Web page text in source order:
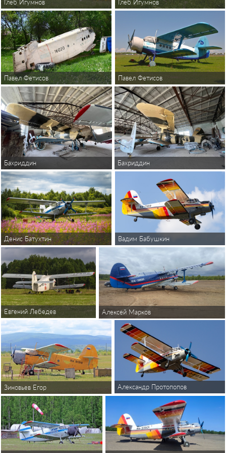
Глеб Игумнов Глеб Игумнов
Павел Фетисов Павел Фетисов
Бахриддин Бахриддин
Денис Батухтин Вадим Бабушкин
Евгений Лебедев Алексей Марков
Зиновьев Егор Александр Протопопов